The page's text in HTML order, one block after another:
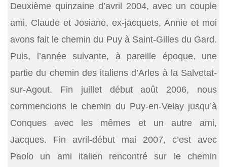
Deuxième quinzaine d’avril 2004, avec un couple
ami, Claude et Josiane, ex-jacquets, Annie et moi
avons fait le chemin du Puy à Saint-Gilles du Gard.
Puis, l’année suivante, à pareille époque, une
partie du chemin des italiens d’Arles à la Salvetat-
sur-Agout. Fin juillet début août 2006, nous
commencions le chemin du Puy-en-Velay jusqu’à
Conques avec les mêmes et un autre ami,
Jacques. Fin avril-début mai 2007, c’est avec
Paolo un ami italien rencontré sur le chemin